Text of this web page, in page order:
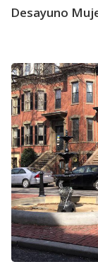
Desayuno